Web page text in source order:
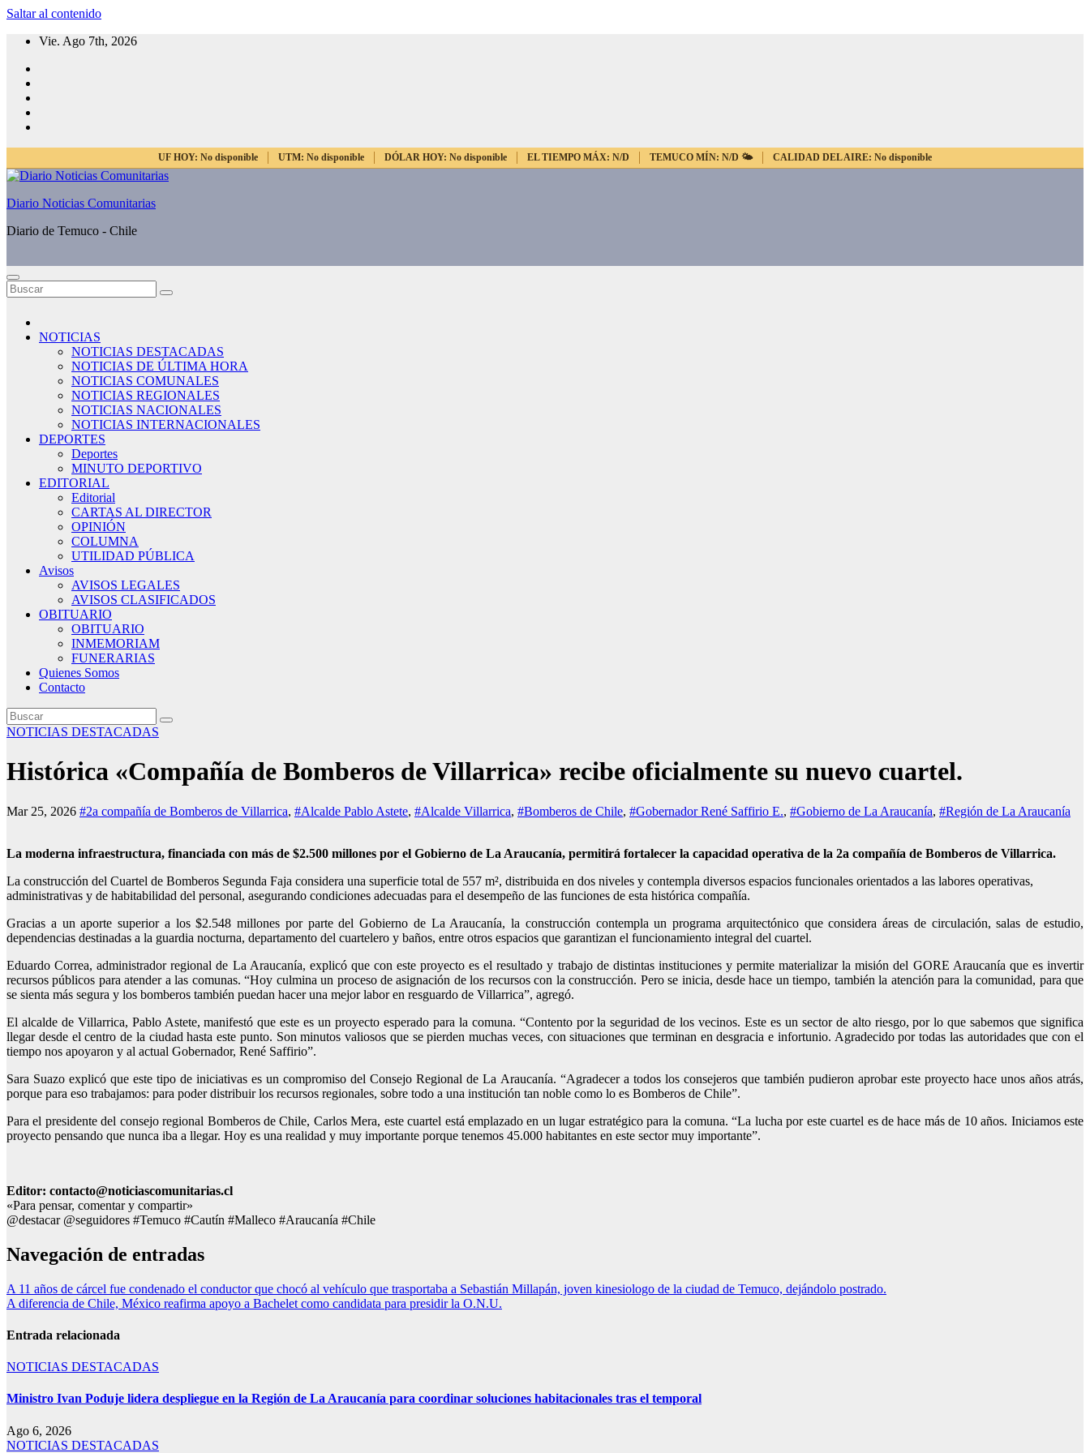
Saltar al contenido
Vie. Ago 7th, 2026
UF HOY: No disponible UTM: No disponible DÓLAR HOY: No disponible EL TIEMPO MÁX: N/D TEMUCO MÍN: N/D 🌤️ CALIDAD DEL AIRE: No disponible
Diario Noticias Comunitarias
Diario de Temuco - Chile
NOTICIAS
NOTICIAS DESTACADAS
NOTICIAS DE ÚLTIMA HORA
NOTICIAS COMUNALES
NOTICIAS REGIONALES
NOTICIAS NACIONALES
NOTICIAS INTERNACIONALES
DEPORTES
Deportes
MINUTO DEPORTIVO
EDITORIAL
Editorial
CARTAS AL DIRECTOR
OPINIÓN
COLUMNA
UTILIDAD PÚBLICA
Avisos
AVISOS LEGALES
AVISOS CLASIFICADOS
OBITUARIO
OBITUARIO
INMEMORIAM
FUNERARIAS
Quienes Somos
Contacto
NOTICIAS DESTACADAS
Histórica «Compañía de Bomberos de Villarrica» recibe oficialmente su nuevo cuartel.
Mar 25, 2026 #2a compañía de Bomberos de Villarrica, #Alcalde Pablo Astete, #Alcalde Villarrica, #Bomberos de Chile, #Gobernador René Saffirio E., #Gobierno de La Araucanía, #Región de La Araucanía
La moderna infraestructura, financiada con más de $2.500 millones por el Gobierno de La Araucanía, permitirá fortalecer la capacidad operativa de la 2a compañía de Bomberos de Villarrica.
La construcción del Cuartel de Bomberos Segunda Faja considera una superficie total de 557 m², distribuida en dos niveles y contempla diversos espacios funcionales orientados a las labores operativas,
administrativas y de habitabilidad del personal, asegurando condiciones adecuadas para el desempeño de las funciones de esta histórica compañía.
Gracias a un aporte superior a los $2.548 millones por parte del Gobierno de La Araucanía, la construcción contempla un programa arquitectónico que considera áreas de circulación, salas de estudio,
dependencias destinadas a la guardia nocturna, departamento del cuartelero y baños, entre otros espacios que garantizan el funcionamiento integral del cuartel.
Eduardo Correa, administrador regional de La Araucanía, explicó que con este proyecto es el resultado y trabajo de distintas instituciones y permite materializar la misión del GORE Araucanía que es invertir
recursos públicos para atender a las comunas. “Hoy culmina un proceso de asignación de los recursos con la construcción. Pero se inicia, desde hace un tiempo, también la atención para la comunidad, para que
se sienta más segura y los bomberos también puedan hacer una mejor labor en resguardo de Villarrica”, agregó.
El alcalde de Villarrica, Pablo Astete, manifestó que este es un proyecto esperado para la comuna. “Contento por la seguridad de los vecinos. Este es un sector de alto riesgo, por lo que sabemos que significa
llegar desde el centro de la ciudad hasta este punto. Son minutos valiosos que se pierden muchas veces, con situaciones que terminan en desgracia e infortunio. Agradecido por todas las autoridades que con el
tiempo nos apoyaron y al actual Gobernador, René Saffirio”.
Sara Suazo explicó que este tipo de iniciativas es un compromiso del Consejo Regional de La Araucanía. “Agradecer a todos los consejeros que también pudieron aprobar este proyecto hace unos años atrás,
porque para eso trabajamos: para poder distribuir los recursos regionales, sobre todo a una institución tan noble como lo es Bomberos de Chile”.
Para el presidente del consejo regional Bomberos de Chile, Carlos Mera, este cuartel está emplazado en un lugar estratégico para la comuna. “La lucha por este cuartel es de hace más de 10 años. Iniciamos este
proyecto pensando que nunca iba a llegar. Hoy es una realidad y muy importante porque tenemos 45.000 habitantes en este sector muy importante”.
Editor: contacto@noticiascomunitarias.cl
«Para pensar, comentar y compartir»
@destacar @seguidores #Temuco #Cautín #Malleco #Araucanía #Chile
Navegación de entradas
A 11 años de cárcel fue condenado el conductor que chocó al vehículo que trasportaba a Sebastián Millapán, joven kinesiologo de la ciudad de Temuco, dejándolo postrado.
A diferencia de Chile, México reafirma apoyo a Bachelet como candidata para presidir la O.N.U.
Entrada relacionada
NOTICIAS DESTACADAS
Ministro Ivan Poduje lidera despliegue en la Región de La Araucanía para coordinar soluciones habitacionales tras el temporal
Ago 6, 2026
NOTICIAS DESTACADAS